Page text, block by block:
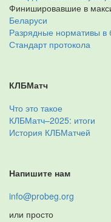
Финишировавшие в
Беларуси
Разрядные нормативы в
Стандарт протокола
КЛБМатч
Что это такое
КЛБМатч–2025: итоги
История КЛБМатчей
Напишите нам
info@probeg.org
или просто